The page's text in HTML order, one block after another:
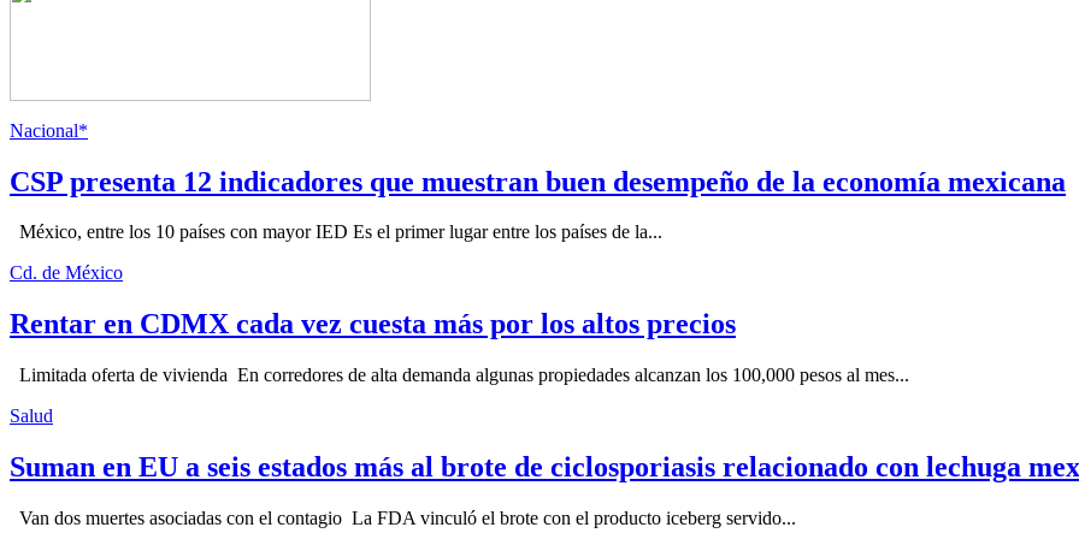
Nacional*
CSP presenta 12 indicadores que muestran buen desempeño de la economía mexicana
México, entre los 10 países con mayor IED Es el primer lugar entre los países de la...
Cd. de México
Rentar en CDMX cada vez cuesta más por los altos precios
Limitada oferta de vivienda En corredores de alta demanda algunas propiedades alcanzan los 100,000 pesos al mes...
Salud
Suman en EU a seis estados más al brote de ciclosporiasis relacionado con lechuga
Van dos muertes asociadas con el contagio La FDA vinculó el brote con el producto iceberg servido...